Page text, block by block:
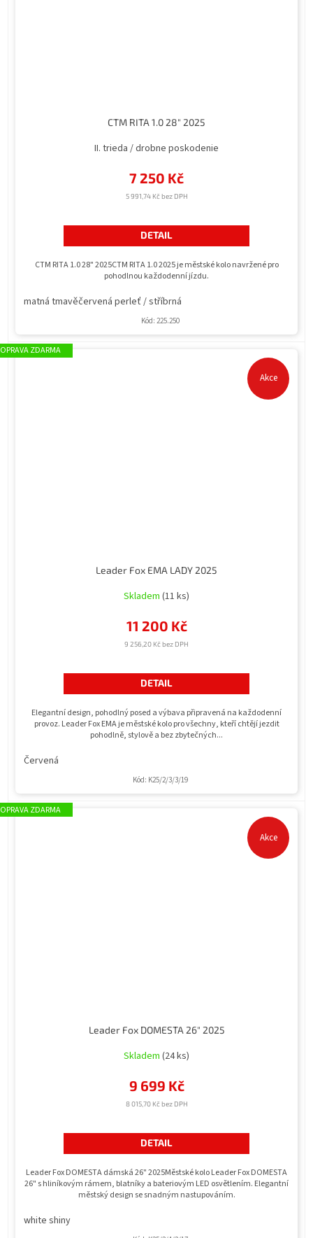
CTM RITA 1.0 28" 2025
II. trieda / drobne poskodenie
5 991,74 Kč bez DPH
7 250 Kč
DETAIL
CTM RITA 1.0 28" 2025CTM RITA 1.0 2025 je městské kolo navržené pro
pohodlnou každodenní jízdu.
matná tmavěčervená perleť / stříbrná
Kód: 225.250
Akce
ZDARMA
Leader Fox EMA LADY 2025
Skladem (11 ks)
9 256,20 Kč bez DPH
11 200 Kč
DETAIL
Elegantní design, pohodlný posed a výbava připravená na každodenní
provoz. Leader Fox EMA je městské kolo pro všechny, kteří chtějí jezdit
pohodlně, stylově a bez zbytečných...
Červená
Kód: K25/2/3/3/19
Akce
ZDARMA
Leader Fox DOMESTA 26" 2025
Skladem (24 ks)
8 015,70 Kč bez DPH
9 699 Kč
DETAIL
Leader Fox DOMESTA dámská 26" 2025Městské kolo Leader Fox DOMESTA
26" s hliníkovým rámem, blatníky a bateriovým LED osvětlením. Elegantní
městský design se snadným nastupováním.
white shiny